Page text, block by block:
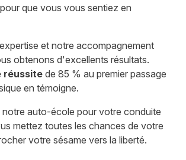
que vous vous sentiez en
et notre accompagnement
obtenons d'excellents résultats.
réussitede 85 % au premier passage
en témoigne.
notre auto-école pour votre conduite
mettez toutes les chances de votre
votre sésame vers la liberté.